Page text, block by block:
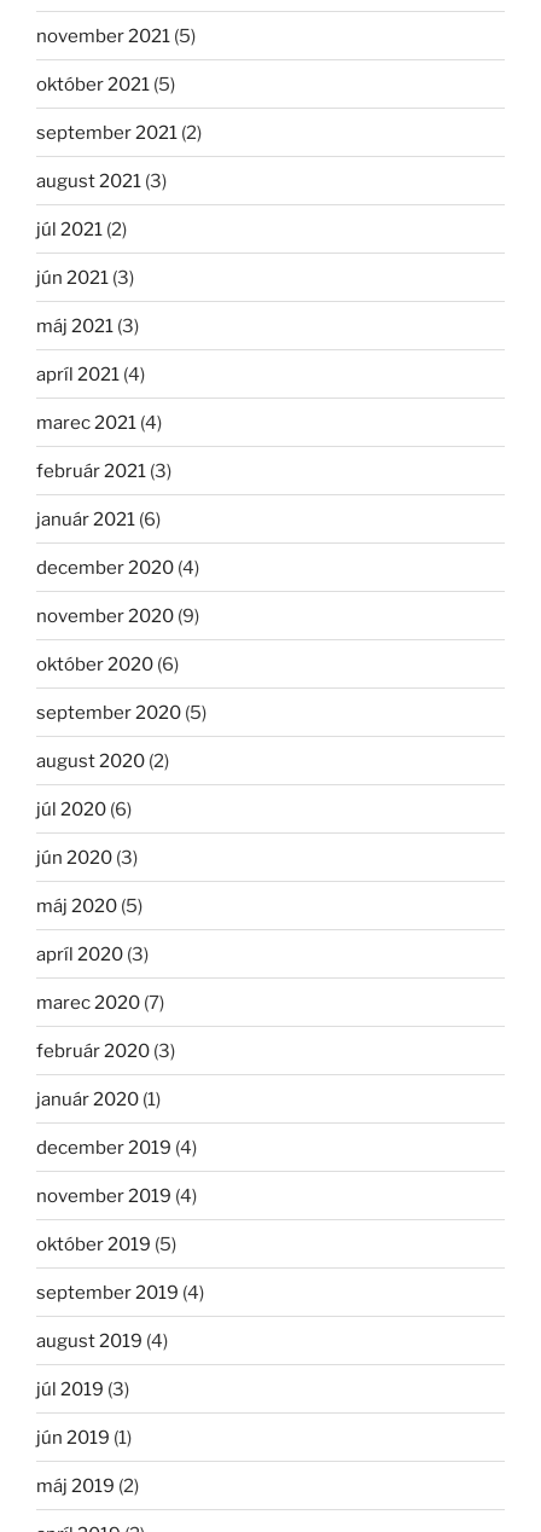
november 2021 (5)
október 2021 (5)
september 2021 (2)
august 2021 (3)
júl 2021 (2)
jún 2021 (3)
máj 2021 (3)
apríl 2021 (4)
marec 2021 (4)
február 2021 (3)
január 2021 (6)
december 2020 (4)
november 2020 (9)
október 2020 (6)
september 2020 (5)
august 2020 (2)
júl 2020 (6)
jún 2020 (3)
máj 2020 (5)
apríl 2020 (3)
marec 2020 (7)
február 2020 (3)
január 2020 (1)
december 2019 (4)
november 2019 (4)
október 2019 (5)
september 2019 (4)
august 2019 (4)
júl 2019 (3)
jún 2019 (1)
máj 2019 (2)